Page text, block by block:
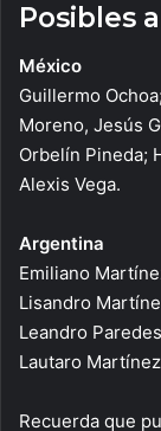
Posibles
México
Guillermo
Moreno, Jesús
Orbelín Pineda;
Alexis Vega.
Argentina
Emiliano
Lisandro
Leandro
Lautaro
Recuerda que